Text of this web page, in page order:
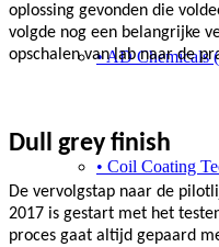
• AD Chemicals
• Coil Coating
oplossing gevonden die
volgde nog een belangrijke
opschalen van lab naar de
Dull grey finish
De vervolgstap naar de
2017 is gestart met het
proces gaat altijd gepaard